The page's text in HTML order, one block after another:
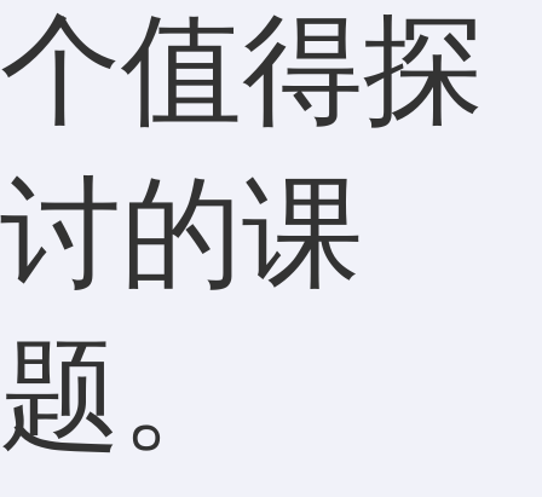
个值得探
讨的课
题。